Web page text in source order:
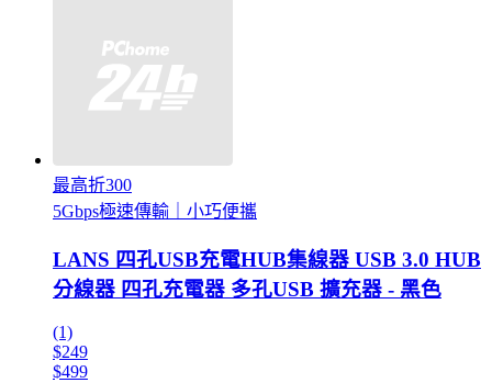
最高折300
5Gbps極速傳輸｜小巧便攜
LANS 四孔USB充電HUB集線器 USB 3.0 HUB
分線器 四孔充電器 多孔USB 擴充器 - 黑色
(1)
$249
$499